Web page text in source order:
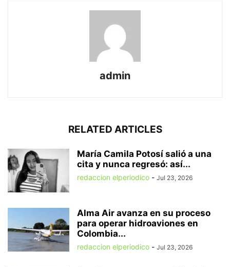
admin
RELATED ARTICLES
María Camila Potosí salió a una
cita y nunca regresó: así...
redaccion elperiodico - Jul 23, 2026
Alma Air avanza en su proceso
para operar hidroaviones en
Colombia...
redaccion elperiodico - Jul 23, 2026